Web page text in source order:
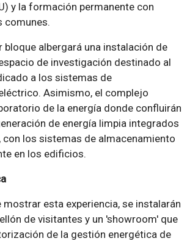
y la formación permanente con
comunes.
bloque albergará una instalación de
de investigación destinado al
a los sistemas de
Asimismo, el complejo
de la energía donde confluirán
de energía limpia integrados
con los sistemas de almacenamiento
en los edificios.
mostrar esta experiencia, se instalarán
de visitantes y un 'showroom' que
de la gestión energética de